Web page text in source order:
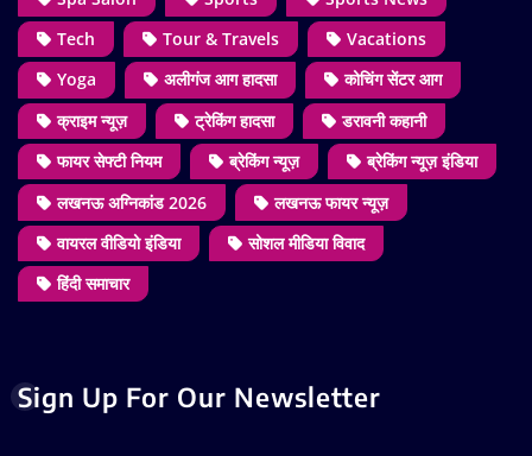
Tech
Tour & Travels
Vacations
Yoga
अलीगंज आग हादसा
कोचिंग सेंटर आग
क्राइम न्यूज़
ट्रेकिंग हादसा
डरावनी कहानी
फायर सेफ्टी नियम
ब्रेकिंग न्यूज़
ब्रेकिंग न्यूज़ इंडिया
लखनऊ अग्निकांड 2026
लखनऊ फायर न्यूज़
वायरल वीडियो इंडिया
सोशल मीडिया विवाद
हिंदी समाचार
Sign Up For Our Newsletter